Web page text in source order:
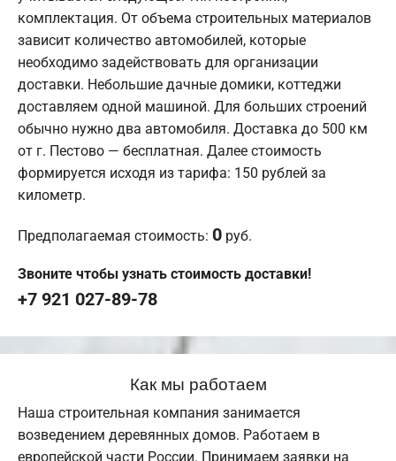
комплектация. От объема строительных материалов
зависит количество автомобилей, которые
необходимо задействовать для организации
доставки. Небольшие дачные домики, коттеджи
доставляем одной машиной. Для больших строений
обычно нужно два автомобиля. Доставка до 500 км
от г. Пестово — бесплатная. Далее стоимость
формируется исходя из тарифа: 150 рублей за
километр.
Предполагаемая стоимость: 0 руб.
Звоните чтобы узнать стоимость доставки!
+7 921 027-89-78
Как мы работаем
Наша строительная компания занимается
возведением деревянных домов. Работаем в
европейской части России. Принимаем заявки на